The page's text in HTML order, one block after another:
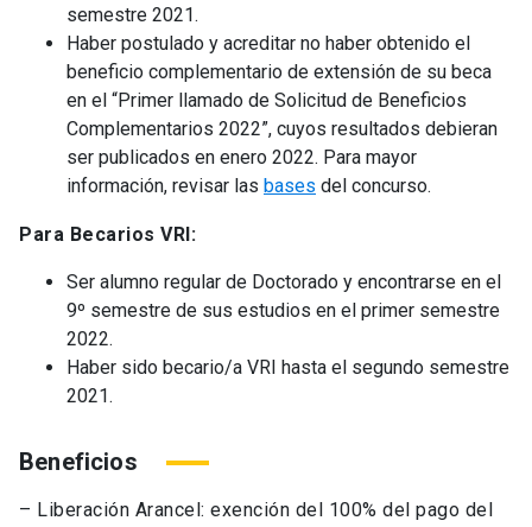
semestre 2021.
Haber postulado y acreditar no haber obtenido el
beneficio complementario de extensión de su beca
en el “Primer llamado de Solicitud de Beneficios
Complementarios 2022”, cuyos resultados debieran
ser publicados en enero 2022. Para mayor
información, revisar las bases del concurso.
Para Becarios VRI:
Ser alumno regular de Doctorado y encontrarse en el
9º semestre de sus estudios en el primer semestre
2022.
Haber sido becario/a VRI hasta el segundo semestre
2021.
Beneficios
– Liberación Arancel: exención del 100% del pago del